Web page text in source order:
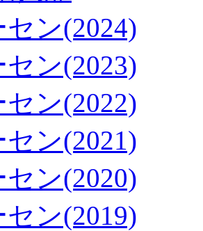
ン(2024)
ン(2023)
ン(2022)
ン(2021)
ン(2020)
ン(2019)